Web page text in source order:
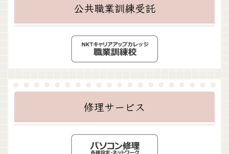
公共職業訓練受託
修理サービス